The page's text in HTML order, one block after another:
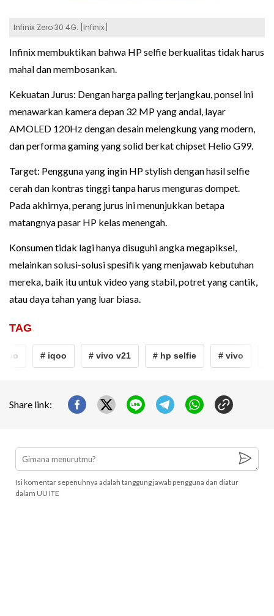
Infinix Zero 30 4G. [Infinix]
Infinix membuktikan bahwa HP selfie berkualitas tidak harus
mahal dan membosankan.
Kekuatan Jurus: Dengan harga paling terjangkau, ponsel ini
menawarkan kamera depan 32 MP yang andal, layar
AMOLED 120Hz dengan desain melengkung yang modern,
dan performa gaming yang solid berkat chipset Helio G99.
Target: Pengguna yang ingin HP stylish dengan hasil selfie
cerah dan kontras tinggi tanpa harus menguras dompet.
Pada akhirnya, perang jurus ini menunjukkan betapa
matangnya pasar HP kelas menengah.
Konsumen tidak lagi hanya disuguhi angka megapiksel,
melainkan solusi-solusi spesifik yang menjawab kebutuhan
mereka, baik itu untuk video yang stabil, potret yang cantik,
atau daya tahan yang luar biasa.
TAG
# iqoo # vivo v21 # hp selfie # vivo
Share link:
Isi komentar sepenuhnya adalah tanggung jawab pengguna dan diatur
dalam UU ITE